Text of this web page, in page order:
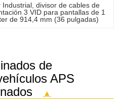
Industrial, divisor de cables de
3 VID para pantallas de 1
de 914,4 mm (36 pulgadas)
de
APS
▲